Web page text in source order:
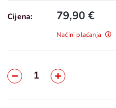
Cijena: 79,90 €
Načini plaćanja